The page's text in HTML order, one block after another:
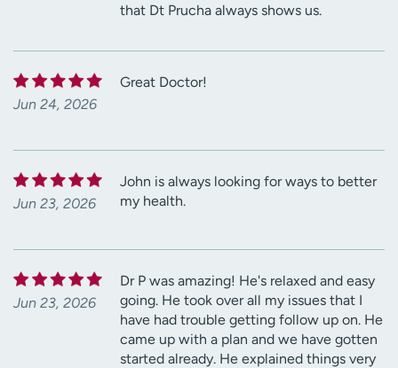
that Dt Prucha always shows us.
Jun 24, 2026
Great Doctor!
Jun 23, 2026
John is always looking for ways to better
my health.
Jun 23, 2026
Dr P was amazing! He's relaxed and easy
going. He took over all my issues that I
have had trouble getting follow up on. He
came up with a plan and we have gotten
started already. He explained things very